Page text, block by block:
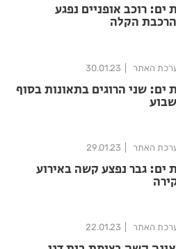
ים: רוכב אופניים נפגע
הקלה
האתר 30.01.23
ים: שני הרוגים בתאונות בסוף
האתר 29.01.23
ים: גבר נפצע קשה באירוע
האתר 22.01.23